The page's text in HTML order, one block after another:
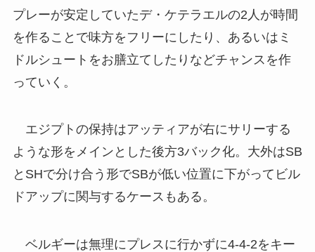
プレーが安定していたデ・ケテラエルの2人が時間
を作ることで味方をフリーにしたり、あるいはミ
ドルシュートをお膳立てしたりなどチャンスを作
っていく。
エジプトの保持はアッティアが右にサリーする
ような形をメインとした後方3バック化。大外はSB
とSHで分け合う形でSBが低い位置に下がってビル
ドアップに関与するケースもある。
ベルギーは無理にプレスに行かずに4-4-2をキー